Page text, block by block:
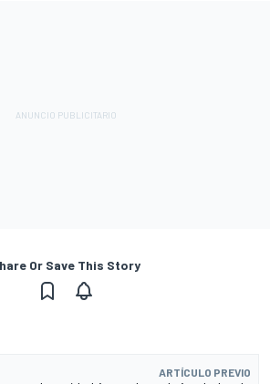
Or Save This Story
ARTÍCULO PREVIO